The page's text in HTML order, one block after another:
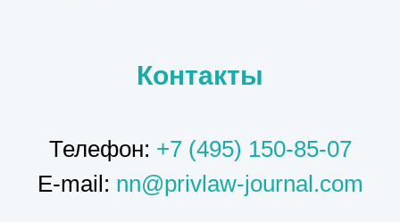
Контакты
Телефон: +7 (495) 150-85-07
E-mail: nn@privlaw-journal.com